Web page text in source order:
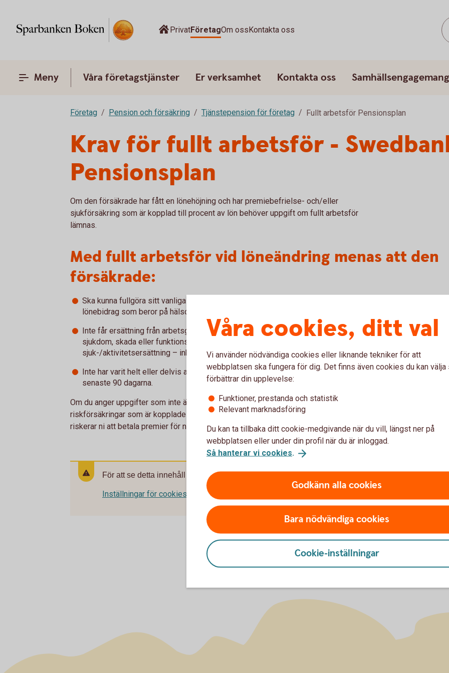
PrivatFöretagOm ossKontakta oss
Meny Våra företagstjänster Er verksamhet Kontakta oss Samhällsengagemang
Företag Pension och försäkring Tjänstepension för företag Fullt arbetsför Pensionsplan
Krav för fullt arbetsför -
Pensionsplan
Om den försäkrade har fått en lönehöjning och har premiebefrielse- och/eller
sjukförsäkring som är kopplad till procent av lön behöver uppgift om fullt arbetsför
lämnas.
Med fullt arbetsför vid löneändring menas att den
försäkrade:
Ska kunna fullgöra sitt vanliga arbete utan anpassningar, inskränkningar eller
lönebidrag som beror på hälsoskäl.
Inte får ersättning från arbetsgivare eller Försäkringskassan som har samband med
sjukdom, skada eller funktionsnedsättning (t ex sjuklön, sjukpenning,
sjuk-/aktivitetsersättning – inklusive vilande sådan).
Inte har varit helt eller delvis arbetsoförmögen i mer än 14 dagar i följd under de
senaste 90 dagarna.
Om du anger uppgifter som inte är sanna eller fullständiga kan det innebära att
riskförsäkringar som är kopplade till försäkringen inte gäller när de behöver utnyttjas. Då
riskerar ni att betala premier för något ni inte kan använda fullt ut.
För att se detta innehåll behöver du först godkänna cookies för Funktioner, prestanda och statistik.
Inställningar för cookies
Våra cookies, ditt val
Vi använder nödvändiga cookies eller liknande tekniker för att
webbplatsen ska fungera för dig. Det finns även cookies du kan välja
förbättrar din upplevelse:
Funktioner, prestanda och statistik
Relevant marknadsföring
Du kan ta tillbaka ditt cookie-medgivande när du vill, längst ner på
webbplatsen eller under din profil när du är inloggad.
Så hanterar vi cookies.
Godkänn alla cookies
Bara nödvändiga cookies
Cookie-inställningar